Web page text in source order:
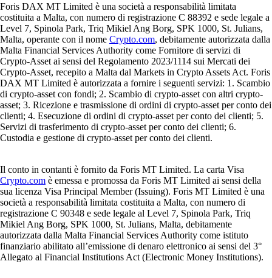
Foris DAX MT Limited è una società a responsabilità limitata
costituita a Malta, con numero di registrazione C 88392 e sede legale a
Level 7, Spinola Park, Triq Mikiel Ang Borg, SPK 1000, St. Julians,
Malta, operante con il nome Crypto.com, debitamente autorizzata dalla
Malta Financial Services Authority come Fornitore di servizi di
Crypto-Asset ai sensi del Regolamento 2023/1114 sui Mercati dei
Crypto-Asset, recepito a Malta dal Markets in Crypto Assets Act. Foris
DAX MT Limited è autorizzata a fornire i seguenti servizi: 1. Scambio
di crypto-asset con fondi; 2. Scambio di crypto-asset con altri crypto-
asset; 3. Ricezione e trasmissione di ordini di crypto-asset per conto dei
clienti; 4. Esecuzione di ordini di crypto-asset per conto dei clienti; 5.
Servizi di trasferimento di crypto-asset per conto dei clienti; 6.
Custodia e gestione di crypto-asset per conto dei clienti.
Il conto in contanti è fornito da Foris MT Limited. La carta Visa
Crypto.com è emessa e promossa da Foris MT Limited ai sensi della
sua licenza Visa Principal Member (Issuing). Foris MT Limited è una
società a responsabilità limitata costituita a Malta, con numero di
registrazione C 90348 e sede legale al Level 7, Spinola Park, Triq
Mikiel Ang Borg, SPK 1000, St. Julians, Malta, debitamente
autorizzata dalla Malta Financial Services Authority come istituto
finanziario abilitato all’emissione di denaro elettronico ai sensi del 3°
Allegato al Financial Institutions Act (Electronic Money Institutions).